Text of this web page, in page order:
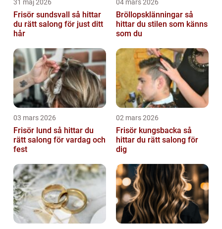
31 maj 2026
Frisör sundsvall så hittar
du rätt salong för just ditt
hår
04 mars 2026
Bröllopsklänningar så
hittar du stilen som känns
som du
03 mars 2026
Frisör lund så hittar du
rätt salong för vardag och
fest
02 mars 2026
Frisör kungsbacka så
hittar du rätt salong för
dig